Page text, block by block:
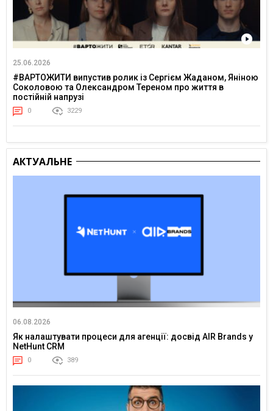
25.06.2026
#ВАРТОЖИТИ випустив ролик із Сергієм Жаданом, Яніною
Соколовою та Олександром Тереном про життя в
постійній напрузі
0 3229
АКТУАЛЬНЕ
06.08.2026
Як налаштувати процеси для агенції: досвід AIR Brands у
NetHunt CRM
0 389